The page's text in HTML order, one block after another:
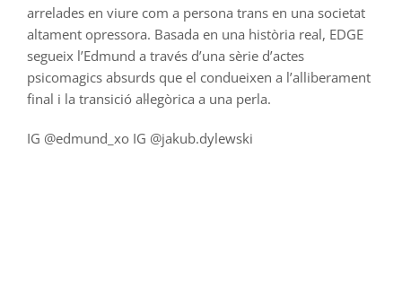
arrelades en viure com a persona trans en una societat
altament opressora. Basada en una història real, EDGE
segueix l’Edmund a través d’una sèrie d’actes
psicomagics absurds que el condueixen a l’alliberament
final i la transició al·legòrica a una perla.
IG @edmund_xo IG @jakub.dylewski